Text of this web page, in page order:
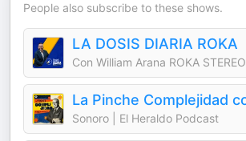
People also subscribe to these shows.
LA DOSIS DIARIA ROKA
Con William Arana ROKA STEREO
Sonoro | El Heraldo Podcast